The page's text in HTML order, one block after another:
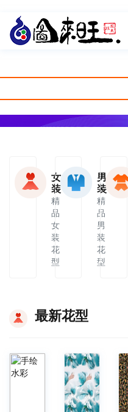
女
装
精
品
女
装
花
型
男
装
精
品
男
装
花
型
最新花型